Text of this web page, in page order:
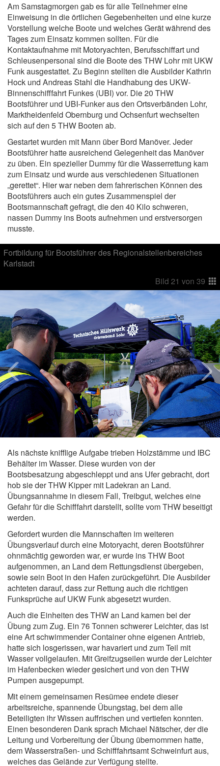
Am Samstagmorgen gab es für alle Teilnehmer eine
Einweisung in die örtlichen Gegebenheiten und eine kurze
Vorstellung welche Boote und welches Gerät während des
Tages zum Einsatz kommen sollten. Für die
Kontaktaufnahme mit Motoryachten, Berufsschiffart und
Schleusenpersonal sind die Boote des THW Lohr mit UKW
Funk ausgestattet. Zu Beginn stellten die Ausbilder Kathrin
Hock und Andreas Stahl die Handhabung des UKW-
Binnenschifffahrt Funkes (UBI) vor. Die 20 THW
Bootsführer und UBI-Funker aus den Ortsverbänden Lohr,
Marktheidenfeld Obernburg und Ochsenfurt wechselten
sich auf den 5 THW Booten ab.
Gestartet wurden mit Mann über Bord Manöver. Jeder
Bootsführer hatte ausreichend Gelegenheit das Manöver
zu üben. Ein spezieller Dummy für die Wasserrettung kam
zum Einsatz und wurde aus verschiedenen Situationen
„gerettet“. Hier war neben dem fahrerischen Können des
Bootsführers auch ein gutes Zusammenspiel der
Bootsmannschaft gefragt, die den 40 Kilo schweren,
nassen Dummy ins Boots aufnehmen und erstversorgen
musste.
Fortbildung für Bootsführer des Regionalstellenbereiches
Karlstadt
Bild 21 von 39
Als nächste knifflige Aufgabe trieben Holzstämme und IBC
Behälter im Wasser. Diese wurden von der
Bootsbesatzung abgeschleppt und ans Ufer gebracht, dort
hob sie der THW Kipper mit Ladekran an Land.
Übungsannahme in diesem Fall, Treibgut, welches eine
Gefahr für die Schifffahrt darstellt, sollte vom THW beseitigt
werden.
Gefordert wurden die Mannschaften im weiteren
Übungsverlauf durch eine Motoryacht, deren Bootsführer
ohnmächtig geworden war, er wurde ins THW Boot
aufgenommen, an Land dem Rettungsdienst übergeben,
sowie sein Boot in den Hafen zurückgeführt. Die Ausbilder
achteten darauf, dass zur Rettung auch die richtigen
Funksprüche auf UKW Funk abgesetzt wurden.
Auch die Einheiten des THW an Land kamen bei der
Übung zum Zug. Ein 76 Tonnen schwerer Leichter, das ist
eine Art schwimmender Container ohne eigenen Antrieb,
hatte sich losgerissen, war havariert und zum Teil mit
Wasser vollgelaufen. Mit Greifzugseilen wurde der Leichter
im Hafenbecken wieder gesichert und von den THW
Pumpen ausgepumpt.
Mit einem gemeinsamen Resümee endete dieser
arbeitsreiche, spannende Übungstag, bei dem alle
Beteiligten ihr Wissen auffrischen und vertiefen konnten.
Einen besonderen Dank sprach Michael Nätscher, der die
Leitung und Vorbereitung der Übung übernommen hatte,
dem Wasserstraßen- und Schifffahrtsamt Schweinfurt aus,
welches das Gelände zur Verfügung stellte.